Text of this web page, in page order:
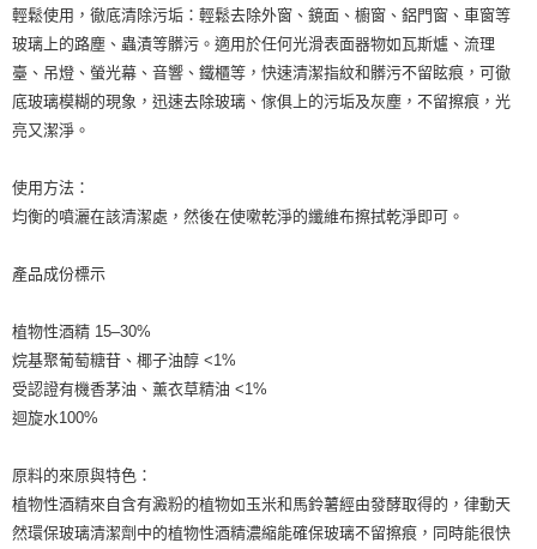
ATM付款
運送方式
全家取貨付款
每筆NT$80，滿NT$999(含以上)免運費
全家純取貨 (先付款
每筆NT$80，滿NT$999(含以上)免運費
7-11取貨付款
7-11純取貨 (先付款
每筆NT$80，滿NT$999(含以上)免運費
宅配
離島宅配（澎湖、金門、馬祖、小琉球）
每筆NT$250，滿NT$3,000(含以上)免運費
輕鬆使用，徹底清除污垢：輕鬆去除外窗、鏡面、櫥窗、鋁門窗、車窗等
玻璃上的路塵、蟲漬等髒污。適用於任何光滑表面器物如瓦斯爐、流理
臺、吊燈、螢光幕、音響、鐵櫃等，快速清潔指紋和髒污不留眩痕，可徹
底玻璃模糊的現象，迅速去除玻璃、傢俱上的污垢及灰塵，不留擦痕，光
亮又潔淨。
使用方法：
均衡的噴灑在該清潔處，然後在使嗽乾淨的纖維布擦拭乾淨即可。
產品成份標示
植物性酒精 15–30%
烷基聚葡萄糖苷、椰子油醇 <1%
受認證有機香茅油、薰衣草精油 <1%
迴旋水100%
原料的來原與特色：
植物性酒精來自含有澱粉的植物如玉米和馬鈴薯經由發酵取得的，律動天
然環保玻璃清潔劑中的植物性酒精濃縮能確保玻璃不留擦痕，同時能很快